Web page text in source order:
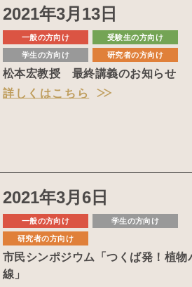
2021年3月13日
一般の方向け 受験生の方向け
学生の方向け 研究者の方向け
松本宏教授 最終講義のお知らせ
詳しくはこちら
2021年3月6日
一般の方向け 学生の方向け
研究者の方向け
市民シンポジウム「つくば発！植
線」